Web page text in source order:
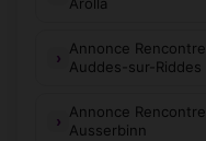
Arolla
Annonce Rencontre
Auddes-sur-Riddes
Annonce Rencontre
Ausserbinn